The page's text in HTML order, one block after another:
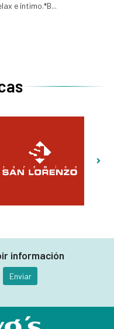
e íntimo.*B...
información
Enviar